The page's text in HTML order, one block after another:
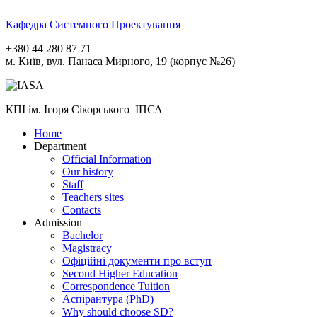
Кафедра Системного Проектування
+380 44 280 87 71
м. Київ, вул. Панаса Мирного, 19 (корпус №26)
КПІ ім. Ігоря Сікорського ІПСА
Home
Department
Official Information
Our history
Staff
Teachers sites
Contacts
Admission
Bachelor
Magistracy
Офіційні документи про вступ
Second Higher Education
Correspondence Tuition
Aспірантура (PhD)
Why should choose SD?